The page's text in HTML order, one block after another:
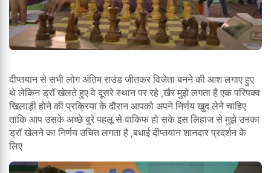
दीप्तयान से सभी लोग अंतिम राउंड जीतकर विजेता बनने की आश लगाए हुए
थे लेकिन ड्रॉ खेलते हुए वे दूसरे स्थान पर रहे ,खैर मुझे लगता है एक परिपक्व
खिलाड़ी होने की प्रक्रिया के दौरान आपको अपने निर्णय खुद लेने चाहिए
ताकि आप उसके अच्छे बुरे पहलू से वाकिफ हो सके इस लिहाज से मुझे उनका
ड्रॉ खेलने का निर्णय उचित लगता है ,बधाई दीप्तयान शानदार प्रदर्शन के
लिए